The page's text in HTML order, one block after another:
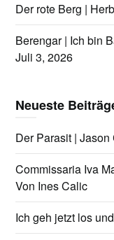
Der rote Berg |
Berengar | Ich bin
Juli 3, 2026
Neueste
Der Parasit | Jason
Commissaria Iva
Von Ines Calic
Ich geh jetzt los